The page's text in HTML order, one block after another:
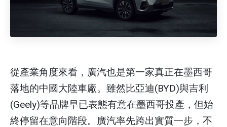
從產業角度來看，廣汽也是第一家真正在墨西哥
落地的中國大陸車廠。雖然比亞迪(BYD)與吉利
(Geely)等品牌早已表態有意在墨西哥投產，但始
終停留在意向階段。廣汽率先跨出實質一步，不